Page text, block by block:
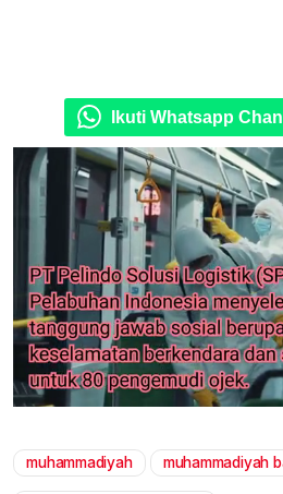
Ikuti Whatsapp
muhammadiyah muhammadiyah